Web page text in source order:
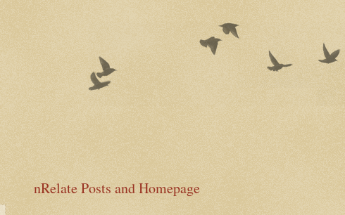
nRelate Posts and Homepage